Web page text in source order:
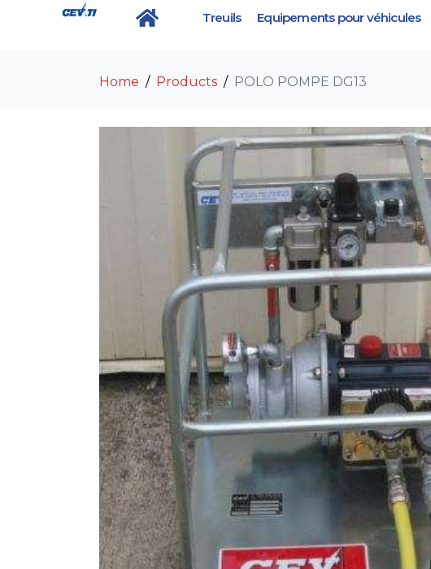
Treuils Equipements pour véhicules
POLO POMPE DG13
Home Products POLO POMPE DG13